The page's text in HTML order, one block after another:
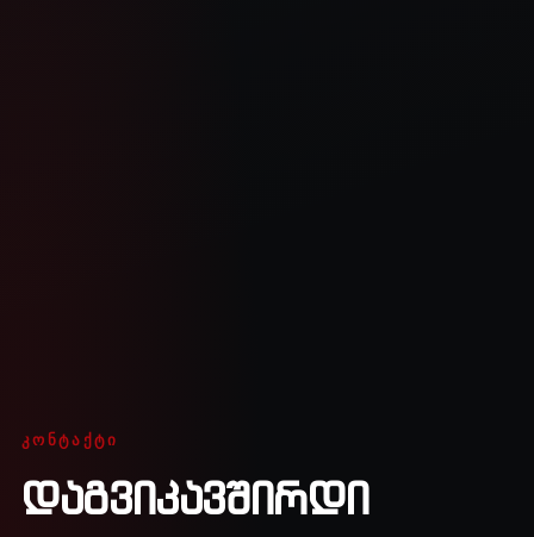
ᲙᲝᲜᲢᲐᲥᲢᲘ
ᲓᲐᲒᲕᲘᲙᲐᲕᲨᲘᲠᲓᲘ